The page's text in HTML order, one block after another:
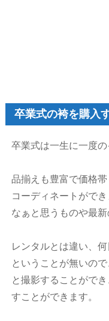
卒業式の袴を購入
卒業式は一生に一度の
品揃えも豊富で価格
コーディネートがで
なぁと思うものや最
レンタルとは違い、
ということが無いの
と撮影することがで
すことができます。